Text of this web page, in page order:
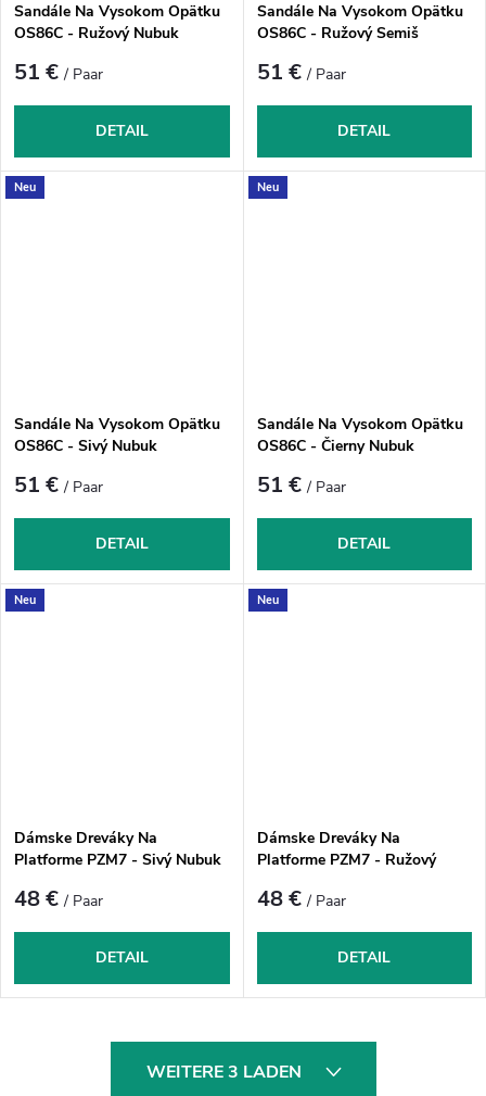
Sandále Na Vysokom Opätku
OS86C - Ružový Nubuk
51 €/ Paar
DETAIL
Sandále Na Vysokom Opätku
OS86C - Ružový Semiš
51 €/ Paar
DETAIL
Neu
Sandále Na Vysokom Opätku
OS86C - Sivý Nubuk
51 €/ Paar
DETAIL
Neu
Sandále Na Vysokom Opätku
OS86C - Čierny Nubuk
51 €/ Paar
DETAIL
Neu
Dámske Dreváky Na
Platforme PZM7 - Sivý Nubuk
48 €/ Paar
DETAIL
Neu
Dámske Dreváky Na
Platforme PZM7 - Ružový
48 €/ Paar
DETAIL
WEITERE 3 LADEN